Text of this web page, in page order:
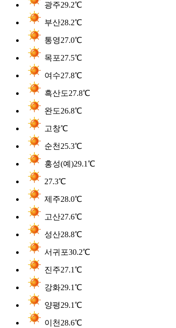
광주29.2℃
부산28.2℃
통영27.0℃
목포27.5℃
여수27.8℃
흑산도27.8℃
완도26.8℃
고창℃
순천 25.3℃
홍성(예)29.1℃
27.3℃
제주28.0℃
고산27.6℃
성산28.8℃
서귀포30.2℃
진주27.1℃
강화29.1℃
양평29.1℃
이천 28.6℃